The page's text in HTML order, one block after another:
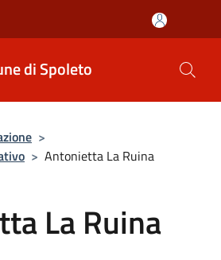
di Spoleto
>
> Antonietta La Ruina
La Ruina